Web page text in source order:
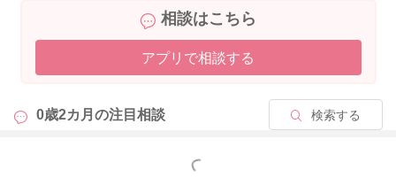
相談はこちら
アプリで相談する
0歳2カ月の注目相談 検索する
もっと見る